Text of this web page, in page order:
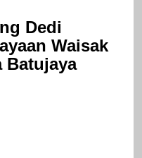
Dedi
Waisak
Batujaya